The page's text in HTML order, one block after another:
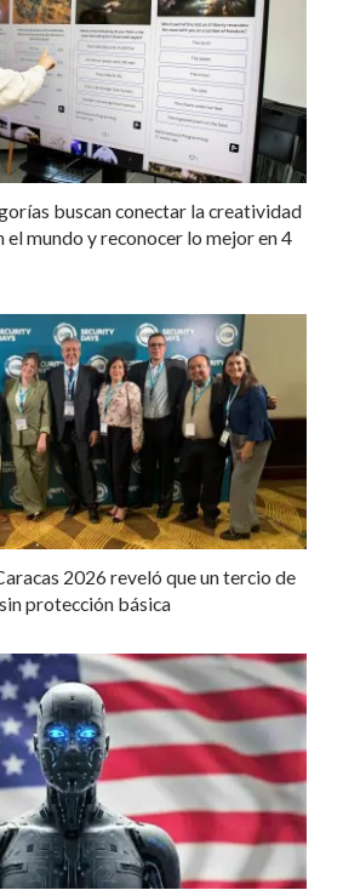
buscan conectar la creatividad
mundo y reconocer lo mejor en 4
2026 reveló que un tercio de
protección básica